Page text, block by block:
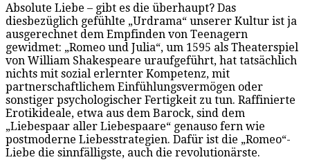
Absolute Liebe – gibt es die überhaupt? Das
diesbezüglich gefühlte „Urdrama“ unserer Kultur ist ja
ausgerechnet dem Empfinden von Teenagern
gewidmet: „Romeo und Julia“, um 1595 als Theaterspiel
von William Shakespeare uraufgeführt, hat tatsächlich
nichts mit sozial erlernter Kompetenz, mit
partnerschaftlichem Einfühlungsvermögen oder
sonstiger psychologischer Fertigkeit zu tun. Raffinierte
Erotikideale, etwa aus dem Barock, sind dem
„Liebespaar aller Liebespaare“ genauso fern wie
postmoderne Liebesstrategien. Dafür ist die „Romeo“-
Liebe die sinnfälligste, auch die revolutionärste.